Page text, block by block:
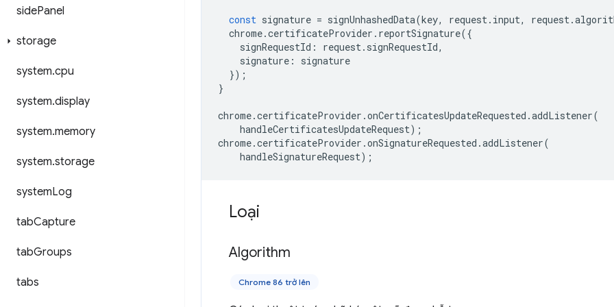
sidePanel
storage
system.cpu
system.display
system.memory
system.storage
systemLog
tabCapture
tabGroups
tabs
const signature = signUnhashedData(key, request. input, request.
chrome.certificateProvider . reportSignature({
signRequestId : request. signRequestId,
signature :
signature
});
}
chrome.certificateProvider .onCertificatesUpdateRequested .addListener(
handleCertificatesUpdateRequest);
chrome.certificateProvider .onSignatureRequested .addListener(
handleSignatureRequest);
Loại
Algorithm
Chrome 86 trở lên